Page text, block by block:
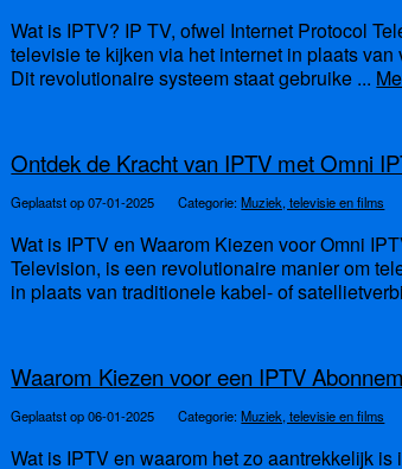
Wat is IPTV? IP TV, ofwel Internet Protocol
televisie te kijken via het internet in plaats
Dit revolutionaire systeem staat gebruike ...
Ontdek de Kracht van IPTV met Omni
Geplaatst op 07-01-2025 Categorie:Muziek, televisie en films
Wat is IPTV en Waarom Kiezen voor Omni
Television, is een revolutionaire manier om
in plaats van traditionele kabel- of
Waarom Kiezen voor een IPTV
Geplaatst op 06-01-2025 Categorie:Muziek, televisie en films
Wat is IPTV en waarom het zo aantrekkelijk